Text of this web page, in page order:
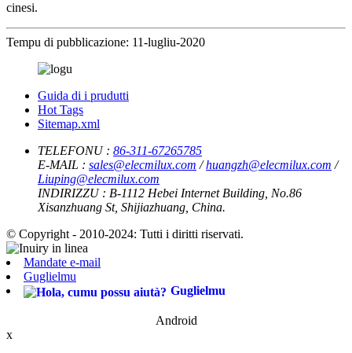
cinesi.
Tempu di pubblicazione: 11-lugliu-2020
Guida di i prudutti
Hot Tags
Sitemap.xml
TELEFONU : 86-311-67265785
E-MAIL : sales@elecmilux.com /huangzh@elecmilux.com /
Liuping@elecmilux.com
INDIRIZZU : B-1112 Hebei Internet Building, No.86
Xisanzhuang St, Shijiazhuang, China.
© Copyright - 2010-2024: Tutti i diritti riservati.
Mandate e-mail
Guglielmu
Guglielmu
Android
x